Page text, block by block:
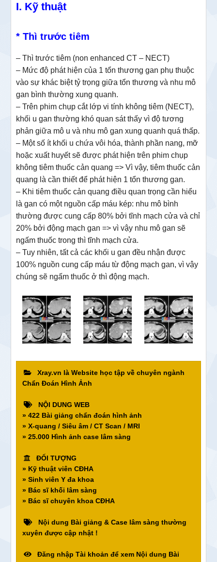
I. Kỹ thuật
* Thì trước tiêm
– Thì trước tiêm (non enhanced CT – NECT)
– Mức độ phát hiện của 1 tổn thương gan phụ thuộc
vào sự khác biệt tỷ trọng giữa tổn thương và nhu mô
gan bình thường xung quanh.
– Trên phim chụp cắt lớp vi tính không tiêm (NECT),
khối u gan thường khó quan sát thấy vì độ tương
phản giữa mô u và nhu mô gan xung quanh quá thấp.
– Một số ít khối u chứa vôi hóa, thành phần nang, mỡ
hoặc xuất huyết sẽ được phát hiện trên phim chụp
không tiêm thuốc cản quang => Vì vậy, tiêm thuốc cản
quang là cần thiết để phát hiện 1 tổn thương gan.
– Khi tiêm thuốc cản quang điều quan trọng cần hiểu
là gan có một nguồn cấp máu kép: nhu mô bình
thường được cung cấp 80% bởi tĩnh mạch cửa và chỉ
20% bởi động mạch gan => vì vậy nhu mô gan sẽ
ngấm thuốc trong thì tĩnh mạch cửa.
– Tuy nhiên, tất cả các khối u gan đều nhận được
100% nguồn cung cấp máu từ động mạch gan, vì vậy
chúng sẽ ngấm thuốc ở thì động mạch.
Xray.vn là Website học tập về chuyên ngành
Chẩn Đoán Hình Ảnh
NỘI DUNG WEB
» 422 Bài giảng chẩn đoán hình ảnh
» X-quang / Siêu âm / CT Scan / MRI
» 25.000 Hình ảnh case lâm sàng
ĐỐI TƯỢNG
» Kỹ thuật viên CĐHA
» Sinh viên Y đa khoa
» Bác sĩ khối lâm sàng
» Bác sĩ chuyên khoa CĐHA
Nội dung Bài giảng & Case lâm sàng thường
xuyên được cập nhật !
Đăng nhập Tài khoản để xem Nội dung Bài